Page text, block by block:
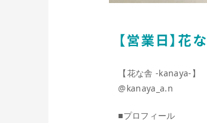
【営業日】
【花な舎 -kanaya-】
@kanaya_a.n
■プロフィール